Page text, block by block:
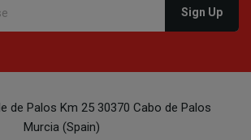
de Palos Km 25 30370 Cabo de Palos
Murcia (Spain)